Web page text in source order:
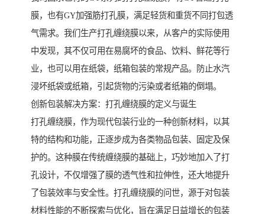
膜，也有GY加强筋打孔膜，满足轻货和重货不同打包透
气需求。我们生产打孔缠绕膜以来，从客户的实际使用
中发现，其不仅可用在易腐坏的食品、饮料、鲜花等行
业，也可以用在纸袋，纸箱包装的常规产品。防止水汽
浸坏纸袋或纸箱，引起货物的污染或者纸箱的倒塌。
创新包装解决方案：打孔缠绕膜的定义与诞生
打孔缠绕膜，作为现代包装行业的一种创新材料，以其
特的结构和功能，正逐步成为各类物品包装、固定及保
护的。这种膜在传统缠绕膜的基础上，巧妙地加入了打
孔设计，不仅增强了膜的透气性和拉伸性，还大地提升
了包装效率与安全性。打孔缠绕膜的问世，源于对包装
材料性能的不断探索与优化，旨在满足日益增长的包装